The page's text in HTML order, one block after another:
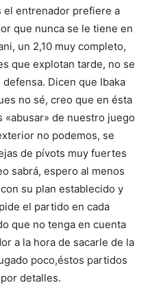
el entrenador prefiere a
que nunca se le tiene en
un 2,10 muy completo,
que explotan tarde, no se
Dicen que Ibaka
no sé, creo que en ésta
«abusar» de nuestro juego
no podemos, se
de pívots muy fuertes
sabrá, espero al menos
su plan establecido y
el partido en cada
que no tenga en cuenta
a la hora de sacarle de la
poco,éstos partidos
detalles.